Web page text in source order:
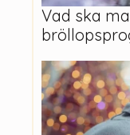
Vad ska